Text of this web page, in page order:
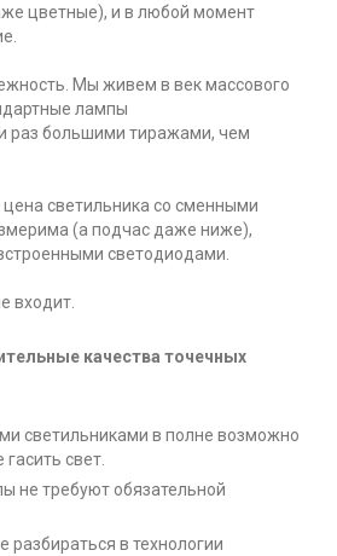
цветные), и в любой момент
Мы живем в век массового
лампы
раз большими тиражами, чем
светильника со сменными
(а подчас даже ниже),
светодиодами.
входит.
качества точечных
светильниками в полне возможно
свет.
не требуют обязательной
разбираться в технологии